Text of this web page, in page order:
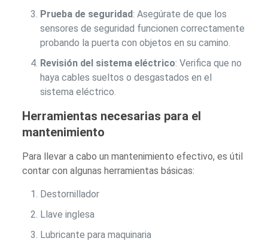
Prueba de seguridad: Asegúrate de que los
sensores de seguridad funcionen correctamente
probando la puerta con objetos en su camino.
Revisión del sistema eléctrico: Verifica que no
haya cables sueltos o desgastados en el
sistema eléctrico.
Herramientas necesarias para el
mantenimiento
Para llevar a cabo un mantenimiento efectivo, es útil
contar con algunas herramientas básicas:
Destornillador
Llave inglesa
Lubricante para maquinaria